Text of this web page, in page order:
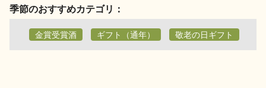
季節のおすすめカテゴリ：
金賞受賞酒 ギフト（通年） 敬老の日ギフト